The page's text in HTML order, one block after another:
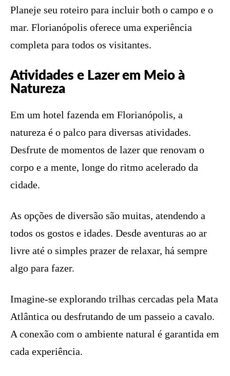
Planeje seu roteiro para incluir both o campo e o
mar. Florianópolis oferece uma experiência
completa para todos os visitantes.
Atividades e Lazer em Meio à
Natureza
Em um hotel fazenda em Florianópolis, a
natureza é o palco para diversas atividades.
Desfrute de momentos de lazer que renovam o
corpo e a mente, longe do ritmo acelerado da
cidade.
As opções de diversão são muitas, atendendo a
todos os gostos e idades. Desde aventuras ao ar
livre até o simples prazer de relaxar, há sempre
algo para fazer.
Imagine-se explorando trilhas cercadas pela Mata
Atlântica ou desfrutando de um passeio a cavalo.
A conexão com o ambiente natural é garantida em
cada experiência.